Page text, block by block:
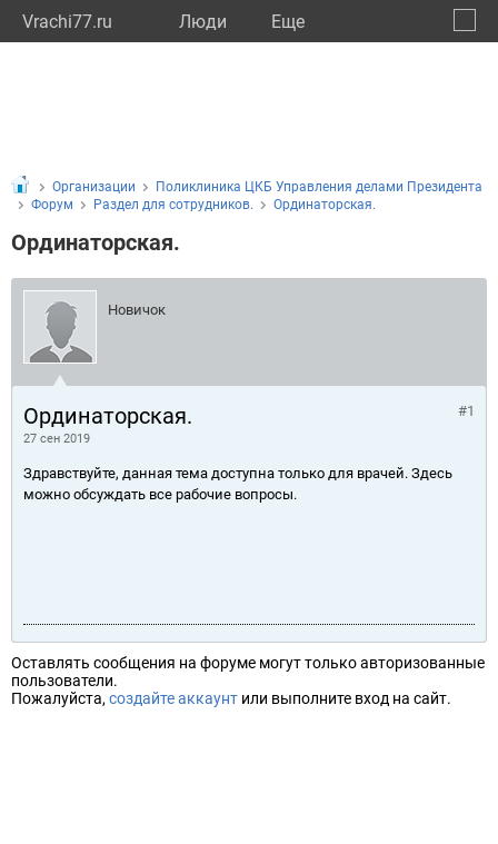
Vrachi77.ru Люди Eще
Организации
Поликлиника ЦКБ Управления делами Президента
Форум
Раздел для сотрудников. Ординаторская.
Ординаторская.
Новичок
Ординаторская.
27 сен 2019
#1
Здравствуйте, данная тема доступна только для врачей. Здесь
можно обсуждать все рабочие вопросы.
Оставлять сообщения на форуме могут только авторизованные
пользователи.
Пожалуйста, создайте аккаунт или выполните вход на сайт.